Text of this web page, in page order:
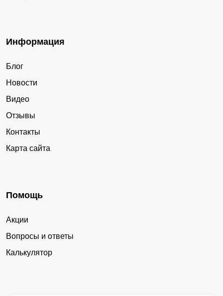
Информация
Блог
Новости
Видео
Отзывы
Контакты
Карта сайта
Помощь
Акции
Вопросы и ответы
Калькулятор